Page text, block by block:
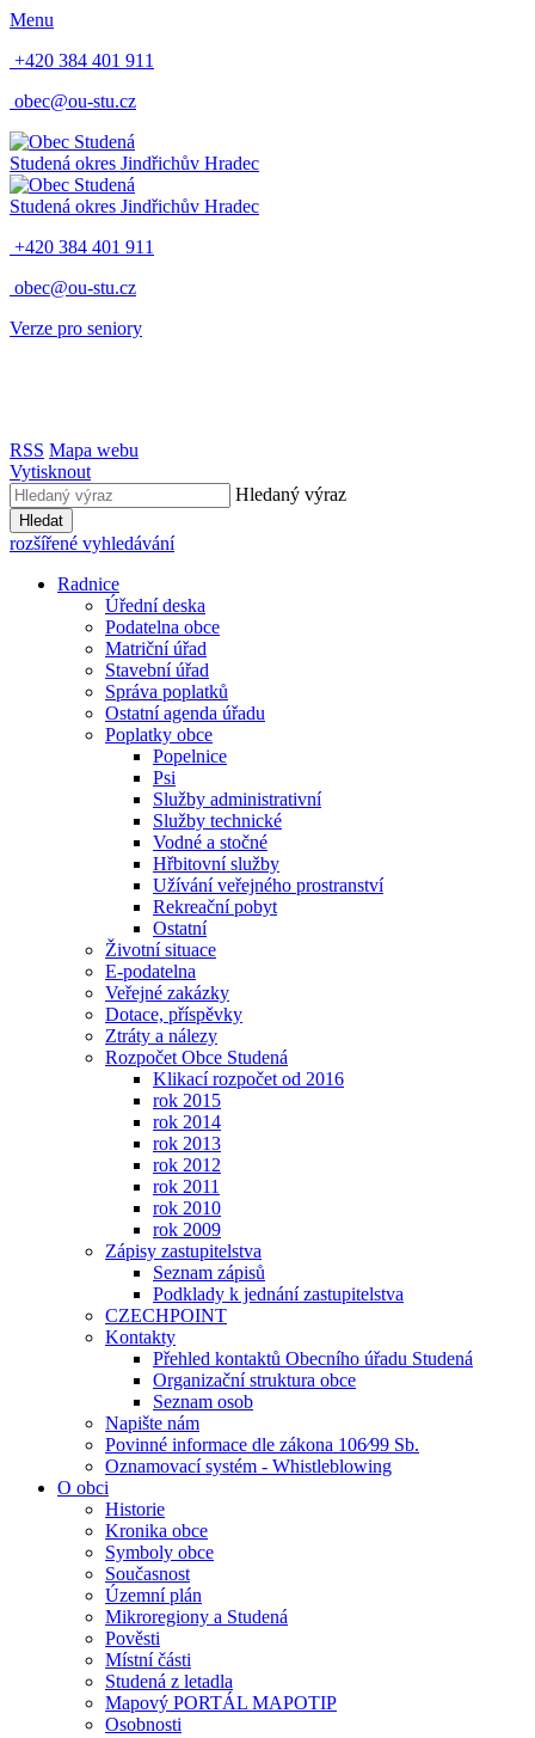
Menu
+420 384 401 911
obec@ou-stu.cz
Studená okres Jindřichův Hradec
Studená okres Jindřichův Hradec
+420 384 401 911
obec@ou-stu.cz
Verze pro seniory
RSS Mapa webu
Vytisknout
Hledaný výraz
Hledat
rozšířené vyhledávání
Radnice
Úřední deska
Podatelna obce
Matriční úřad
Stavební úřad
Správa poplatků
Ostatní agenda úřadu
Poplatky obce
Popelnice
Psi
Služby administrativní
Služby technické
Vodné a stočné
Hřbitovní služby
Užívání veřejného prostranství
Rekreační pobyt
Ostatní
Životní situace
E-podatelna
Veřejné zakázky
Dotace, příspěvky
Ztráty a nálezy
Rozpočet Obce Studená
Klikací rozpočet od 2016
rok 2015
rok 2014
rok 2013
rok 2012
rok 2011
rok 2010
rok 2009
Zápisy zastupitelstva
Seznam zápisů
Podklady k jednání zastupitelstva
CZECHPOINT
Kontakty
Přehled kontaktů Obecního úřadu Studená
Organizační struktura obce
Seznam osob
Napište nám
Povinné informace dle zákona 106⁄99 Sb.
Oznamovací systém - Whistleblowing
O obci
Historie
Kronika obce
Symboly obce
Současnost
Územní plán
Mikroregiony a Studená
Pověsti
Místní části
Studená z letadla
Mapový PORTÁL MAPOTIP
Osobnosti